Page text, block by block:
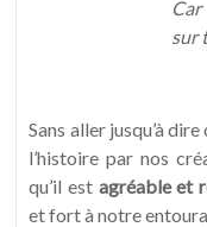
sur
Sans aller jusqu’à
l’histoire par nos
qu’il est agréable et
et fort à notre